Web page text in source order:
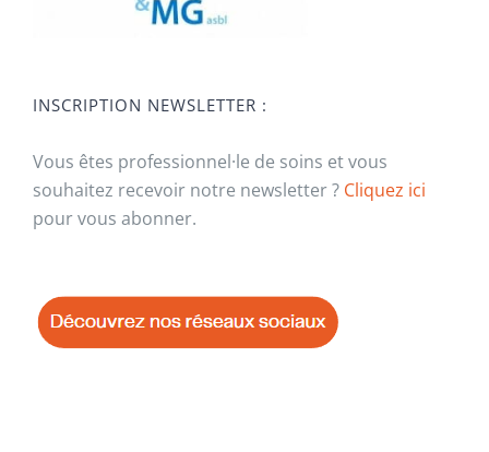
INSCRIPTION NEWSLETTER :
Vous êtes professionnel·le de soins et vous
souhaitez recevoir notre newsletter ? Cliquez ici
pour vous abonner.